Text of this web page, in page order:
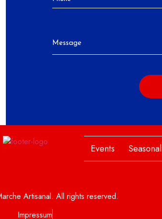
Events Seasonal
Artisanal. All rights reserved.
Impressum